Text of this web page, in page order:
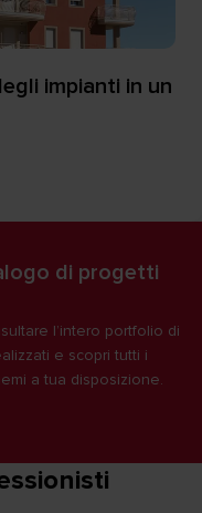
impianti in un
di progetti
l’intero portfolio di
e scopri tutti i
a tua disposizione.